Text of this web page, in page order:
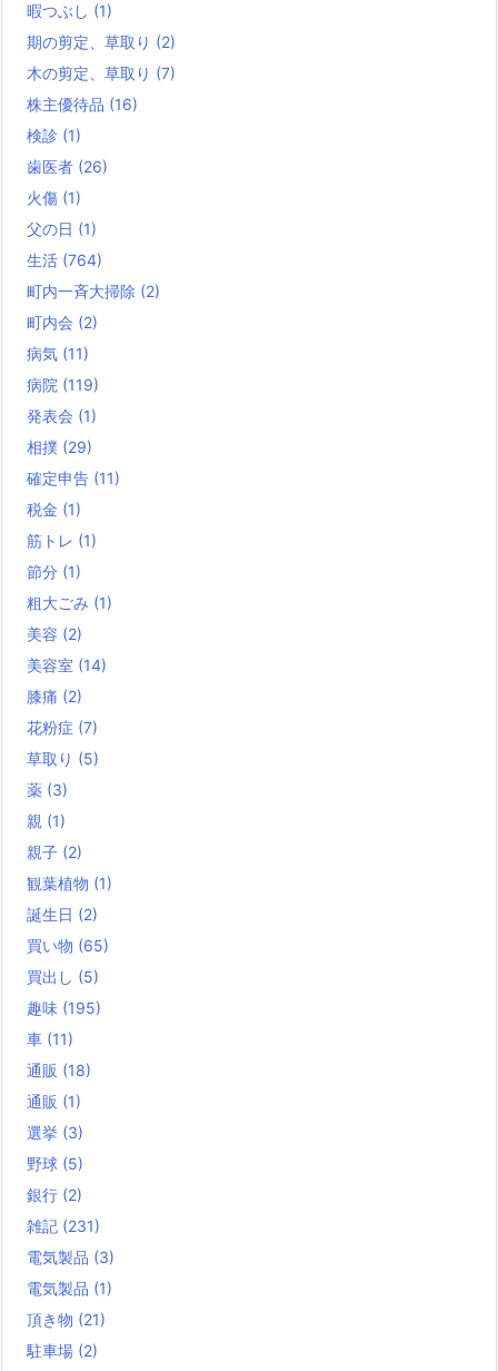
暇つぶし (1)
期の剪定、草取り (2)
木の剪定、草取り (7)
株主優待品 (16)
検診 (1)
歯医者 (26)
火傷 (1)
父の日 (1)
生活 (764)
町内一斉大掃除 (2)
町内会 (2)
病気 (11)
病院 (119)
発表会 (1)
相撲 (29)
確定申告 (11)
税金 (1)
筋トレ (1)
節分 (1)
粗大ごみ (1)
美容 (2)
美容室 (14)
膝痛 (2)
花粉症 (7)
草取り (5)
薬 (3)
親 (1)
親子 (2)
観葉植物 (1)
誕生日 (2)
買い物 (65)
買出し (5)
趣味 (195)
車 (11)
通販 (18)
通販 (1)
選挙 (3)
野球 (5)
銀行 (2)
雑記 (231)
電気製品 (3)
電気製品 (1)
頂き物 (21)
駐車場 (2)